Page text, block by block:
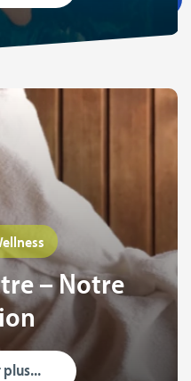
– Notre
plus...